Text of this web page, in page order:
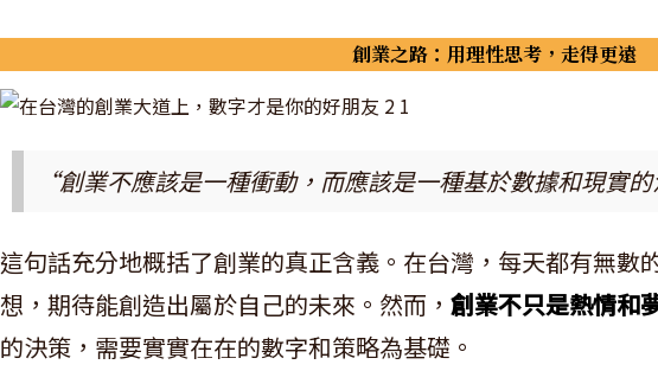
創業之路：用理性思考，走得更遠
“創業不應該是一種衝動，而應該是一種基於數據和現實
這句話充分地概括了創業的真正含義。在台灣，每天都有無數
想，期待能創造出屬於自己的未來。然而， 創業不只是熱情和
的決策，需要實實在在的數字和策略為基礎。